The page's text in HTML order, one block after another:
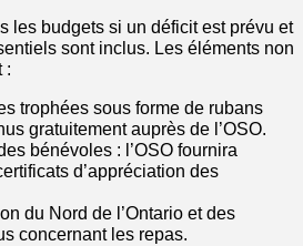
les budgets si un déficit est prévu et
sont inclus. Les éléments non
:
trophées sous forme de rubans
gratuitement auprès de l’OSO.
bénévoles : l’OSO fournira
d’appréciation des
du Nord de l’Ontario et des
concernant les repas.